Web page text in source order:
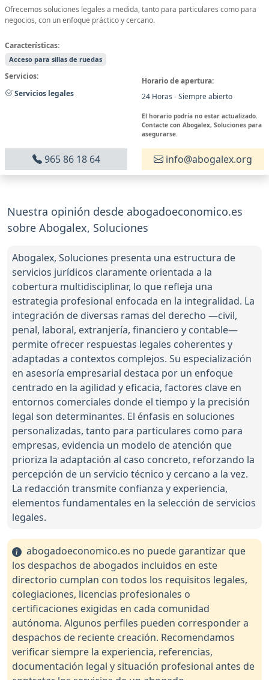
Ofrecemos soluciones legales a medida, tanto para particulares como para
negocios, con un enfoque práctico y cercano.
Características:
Acceso para sillas de ruedas
Servicios:
Servicios legales
Horario de apertura:
24 Horas - Siempre abierto
El horario podría no estar actualizado.
Contacte con Abogalex, Soluciones para
asegurarse.
965 86 18 64 info@abogalex.org
Nuestra opinión desde abogadoeconomico.es
sobre Abogalex, Soluciones
Abogalex, Soluciones presenta una estructura de
servicios jurídicos claramente orientada a la
cobertura multidisciplinar, lo que refleja una
estrategia profesional enfocada en la integralidad. La
integración de diversas ramas del derecho —civil,
penal, laboral, extranjería, financiero y contable—
permite ofrecer respuestas legales coherentes y
adaptadas a contextos complejos. Su especialización
en asesoría empresarial destaca por un enfoque
centrado en la agilidad y eficacia, factores clave en
entornos comerciales donde el tiempo y la precisión
legal son determinantes. El énfasis en soluciones
personalizadas, tanto para particulares como para
empresas, evidencia un modelo de atención que
prioriza la adaptación al caso concreto, reforzando la
percepción de un servicio técnico y cercano a la vez.
La redacción transmite confianza y experiencia,
elementos fundamentales en la selección de servicios
legales.
abogadoeconomico.es no puede garantizar que
los despachos de abogados incluidos en este
directorio cumplan con todos los requisitos legales,
colegiaciones, licencias profesionales o
certificaciones exigidas en cada comunidad
autónoma. Algunos perfiles pueden corresponder a
despachos de reciente creación. Recomendamos
verificar siempre la experiencia, referencias,
documentación legal y situación profesional antes de